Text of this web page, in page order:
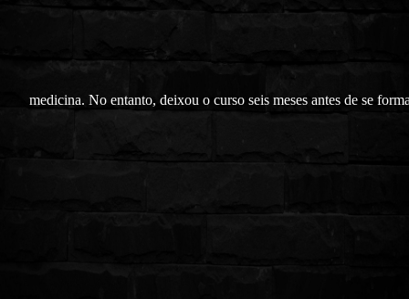
medicina. No entanto, deixou o curso seis meses antes de se